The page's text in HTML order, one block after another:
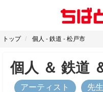
トップ 個人 - 鉄道 - 松戸市
個人 ＆ 鉄道
アーティスト 先